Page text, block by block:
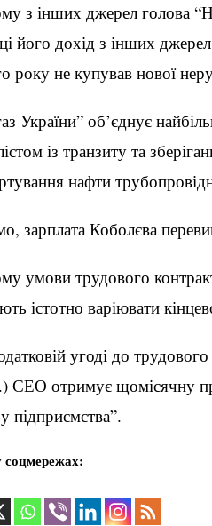
з інших джерел голова
його дохід з інших
року не купував нової
України” об’єднує
із транзиту та
нафти
зарплата Коболєва
умови трудового
істотно варіювати
угоді до
СЕО отримує щомісячну
підприємства”.
соцмережах: